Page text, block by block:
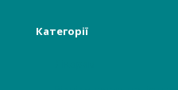
Категорії